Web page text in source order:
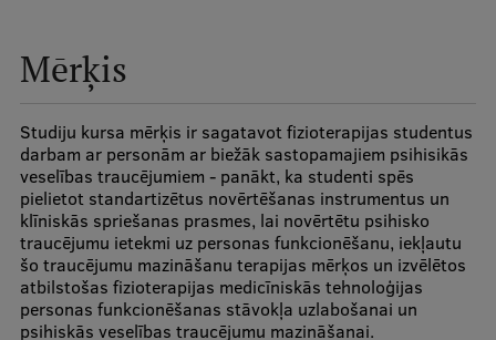
Stratēģija
Vēsture un tradīcijas
Identitāte
RSU fonds
Aula
Muzeji un ekspozīcijas
Mērķis
Studiju kursa mērķis ir sagatavot fizioterapijas studentus
darbam ar personām ar biežāk sastopamajiem psihisikās
veselības traucējumiem - panākt, ka studenti spēs
pielietot standartizētus novērtēšanas instrumentus un
klīniskās spriešanas prasmes, lai novērtētu psihisko
traucējumu ietekmi uz personas funkcionēšanu, iekļautu
šo traucējumu mazināšanu terapijas mērķos un izvēlētos
atbilstošas fizioterapijas medicīniskās tehnoloģijas
personas funkcionēšanas stāvokļa uzlabošanai un
psihiskās veselības traucējumu mazināšanai.